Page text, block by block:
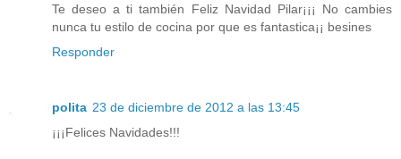
Te deseo a ti también Feliz Navidad Pilar¡¡¡ No cambies
nunca tu estilo de cocina por que es fantastica¡¡ besines
Responder
polita 23 de diciembre de 2012 a las 13:45
¡¡¡Felices Navidades!!!